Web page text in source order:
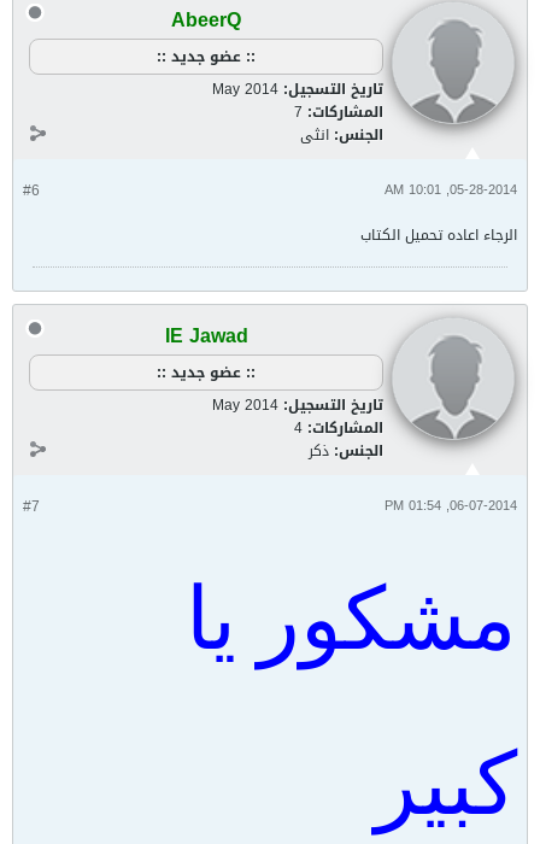
AbeerQ
:: عضو جديد ::
تاريخ التسجيل: May 2014
المشاركات: 7
الجنس: انثى
#6 05-28-2014, 10:01 AM
الرجاء اعاده تحميل الكتاب
IE Jawad
:: عضو جديد ::
تاريخ التسجيل: May 2014
المشاركات: 4
الجنس: ذكر
#7 06-07-2014, 01:54 PM
مشكور يا
كبير